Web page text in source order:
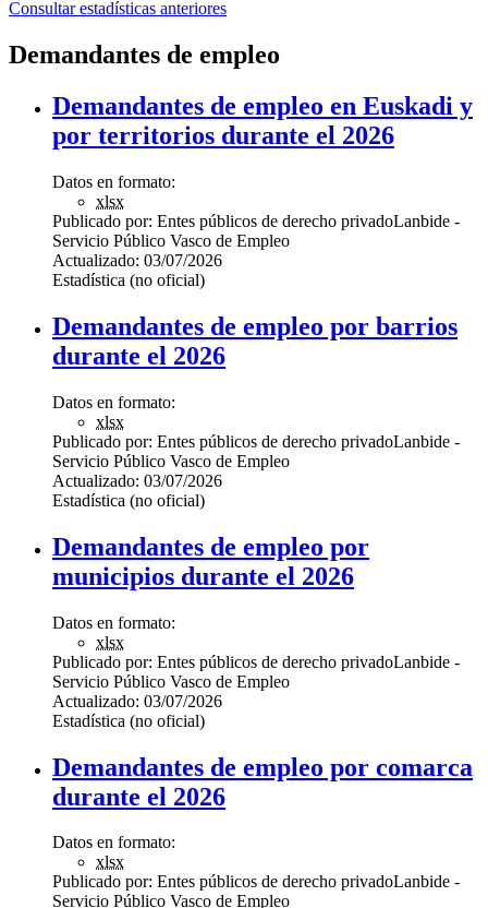
Consultar estadísticas anteriores
Demandantes de empleo
Demandantes de empleo en Euskadi y
por territorios durante el 2026
Datos en formato:
xlsx
Publicado por: Entes públicos de derecho privadoLanbide -
Servicio Público Vasco de Empleo
Actualizado: 03/07/2026
Estadística (no oficial)
Demandantes de empleo por barrios
durante el 2026
Datos en formato:
xlsx
Publicado por: Entes públicos de derecho privadoLanbide -
Servicio Público Vasco de Empleo
Actualizado: 03/07/2026
Estadística (no oficial)
Demandantes de empleo por
municipios durante el 2026
Datos en formato:
xlsx
Publicado por: Entes públicos de derecho privadoLanbide -
Servicio Público Vasco de Empleo
Actualizado: 03/07/2026
Estadística (no oficial)
Demandantes de empleo por comarca
durante el 2026
Datos en formato:
xlsx
Publicado por: Entes públicos de derecho privadoLanbide -
Servicio Público Vasco de Empleo